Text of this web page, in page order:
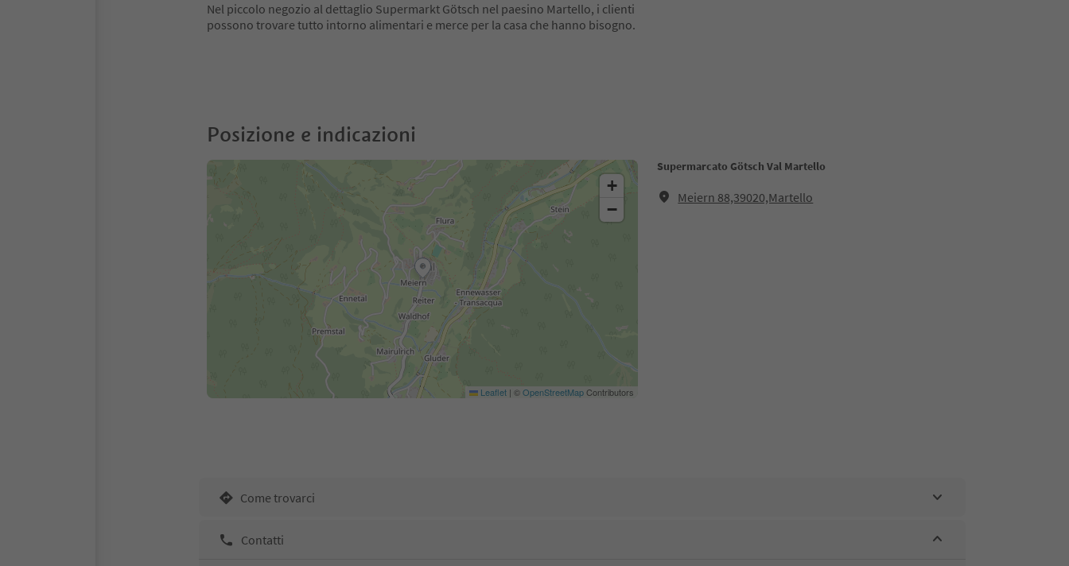
Nel piccolo negozio al dettaglio Supermarkt Götsch nel paesino Martello, i clienti
possono trovare tutto intorno alimentari e merce per la casa che hanno bisogno.
Posizione e indicazioni
Supermarcato Götsch Val Martello
Meiern 88,39020,Martello
+
−
Leaflet | ©OpenStreetMapContributors
Come trovarci
Contatti